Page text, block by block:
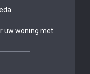
uw woning met